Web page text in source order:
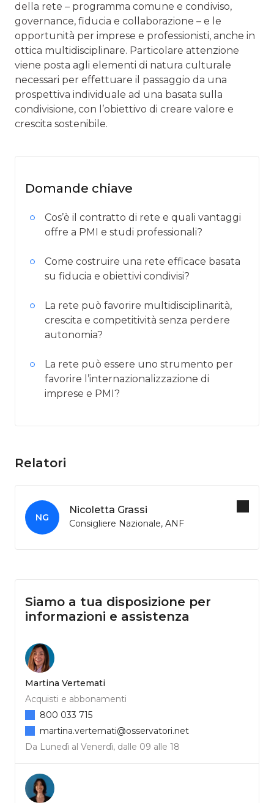
della rete – programma comune e condiviso,
governance, fiducia e collaborazione – e le
opportunità per imprese e professionisti, anche in
ottica multidisciplinare. Particolare attenzione
viene posta agli elementi di natura culturale
necessari per effettuare il passaggio da una
prospettiva individuale ad una basata sulla
condivisione, con l’obiettivo di creare valore e
crescita sostenibile.
Domande chiave
Cos’è il contratto di rete e quali vantaggi
offre a PMI e studi professionali?
Come costruire una rete efficace basata
su fiducia e obiettivi condivisi?
La rete può favorire multidisciplinarità,
crescita e competitività senza perdere
autonomia?
La rete può essere uno strumento per
favorire l’internazionalizzazione di
imprese e PMI?
Relatori
NG
Nicoletta Grassi
Consigliere Nazionale, ANF
Siamo a tua disposizione per
informazioni e assistenza
Martina Vertemati
Acquisti e abbonamenti
Da Lunedì al Venerdì, dalle 09 alle 18
800 033 715
martina.vertemati@osservatori.net